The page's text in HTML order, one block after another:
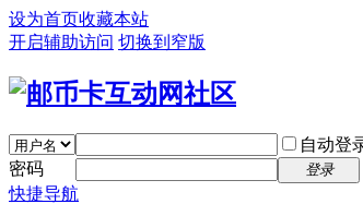
设为首页收藏本站
开启辅助访问 切换到窄版
自动登
密码
登录
快捷导航